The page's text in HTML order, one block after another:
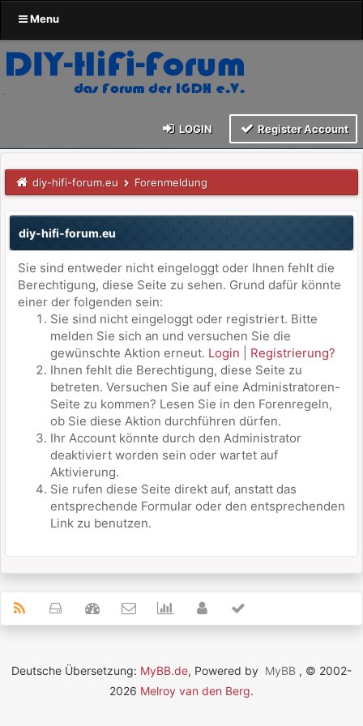
Menu
LOGIN Register Account
diy-hifi-forum.eu Forenmeldung
diy-hifi-forum.eu
Sie sind entweder nicht eingeloggt oder Ihnen fehlt die
Berechtigung, diese Seite zu sehen. Grund dafür könnte
einer der folgenden sein:
Sie sind nicht eingeloggt oder registriert. Bitte
melden Sie sich an und versuchen Sie die
gewünschte Aktion erneut. Login
Registrierung?
Ihnen fehlt die Berechtigung, diese Seite zu
betreten. Versuchen Sie auf eine Administratoren-
Seite zu kommen? Lesen Sie in den Forenregeln,
ob Sie diese Aktion durchführen dürfen.
Ihr Account könnte durch den Administrator
deaktiviert worden sein oder wartet auf
Aktivierung.
Sie rufen diese Seite direkt auf, anstatt das
entsprechende Formular oder den entsprechenden
Link zu benutzen.
Deutsche Übersetzung: MyBB.de, Powered by MyBB , © 2002-
2026 Melroy van den Berg.